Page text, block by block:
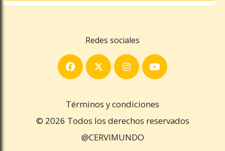
Redes sociales
Términos y condiciones
© 2026 Todos los derechos reservados
@CERVIMUNDO